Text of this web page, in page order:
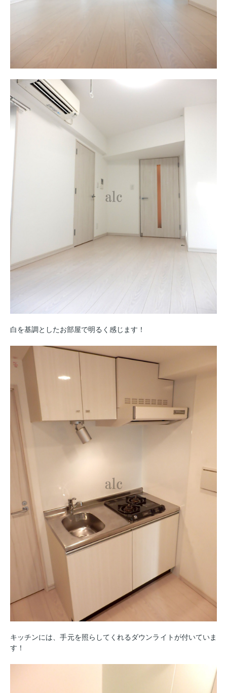
白を基調としたお部屋で明るく感じます！
キッチンには、手元を照らしてくれるダウンライトが付いていま
す！